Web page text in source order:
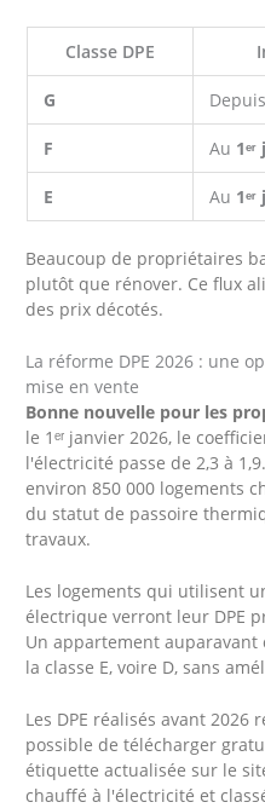
Classe DPE
G
F Au
E Au
Beaucoup de propriétaires
plutôt que rénover. Ce flux
des prix décotés.
La réforme DPE 2026 : une
mise en vente
Bonne nouvelle pour les
le 1ᵉʳ janvier 2026, le
l'électricité passe de 2,3 à
environ 850 000 logements
du statut de passoire
travaux.
Les logements qui utilisent
électrique verront leur DPE
Un appartement auparavant
la classe E, voire D, sans
Les DPE réalisés avant 2026
possible de télécharger
étiquette actualisée sur le
chauffé à l'électricité et